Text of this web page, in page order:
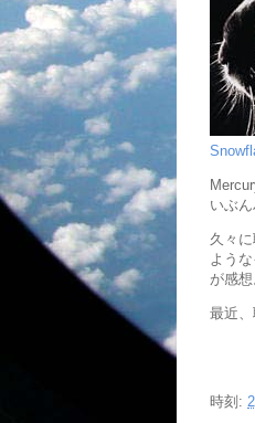
いぶん
久々
よう
が感
最近
時刻: